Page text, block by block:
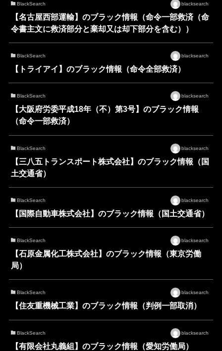
BlackSearch blacksearch
【名古屋西部運輸】のブラック情報（命令一部救済（命
令書主文に救済部分と棄却又は却下部分を含む））
BlackSearch blacksearch
【トライアイ】のブラック情報（命令全部救済）
BlackSearch blacksearch
【大阪府労委平成18年（不）第3号】のブラック情報
（命令一部救済）
BlackSearch blacksearch
【三八五トランスポート株式会社】のブラック情報（国
土交通省）
BlackSearch blacksearch
【国際自動車株式会社】のブラック情報（国土交通省）
BlackSearch blacksearch
【石原金属化工株式会社】のブラック情報（東京労働
局）
BlackSearch blacksearch
【住友重機械工業】のブラック情報（判例一部取消）
BlackSearch blacksearch
【有限会社丸義組】のブラック情報（愛知労働局）